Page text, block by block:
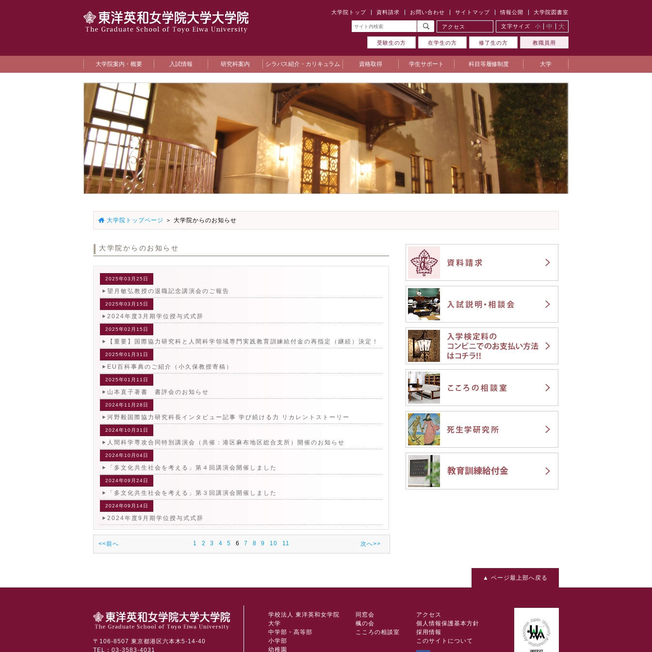
大学院トップ 資料請求 お問い合わせ サイトマップ 情報公開 大学院図書室
アクセス 文字サイズ 小 中 大
受験生の方 在学生の方 修了生の方 教職員用
大学院案内・概要 入試情報 研究科案内 シラバス紹介・カリキュラム 資格取得 学生サポート 科目等履修制度 大学
大学院トップページ ＞ 大学院からのお知らせ
大学院からのお知らせ
2025年03月25日
望月敏弘教授の退職記念講演会のご報告
2025年03月15日
2024年度3月期学位授与式式辞
2025年02月15日
【重要】国際協力研究科と人間科学領域専門実践教育訓練給付金の再指定（継続）決定！
2025年01月31日
EU百科事典のご紹介（小久保教授寄稿）
2025年01月11日
山本直子著書 書評会のお知らせ
2024年11月28日
河野毅国際協力研究科長インタビュー記事 学び続ける力 リカレントストーリー
2024年10月31日
人間科学専攻合同特別講演会（共催：港区麻布地区総合支所）開催のお知らせ
2024年10月04日
「多文化共生社会を考える」第４回講演会開催しました
2024年09月24日
「多文化共生社会を考える」第３回講演会開催しました
2024年09月14日
2024年度9月期学位授与式式辞
<<前へ 1 2 3 4 5 6 7 8 9 10 11 次へ>>
▲ ページ最上部へ戻る
〒106-8507 東京都港区六本木5-14-40
TEL：03-3583-4031
学校法人 東洋英和女学院
大学
中学部・高等部
小学部
幼稚園
同窓会
楓の会
こころの相談室
アクセス
個人情報保護基本方針
採用情報
このサイトについて